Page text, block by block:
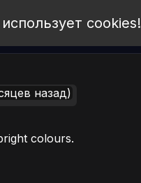
cookies!
назад)
colours.